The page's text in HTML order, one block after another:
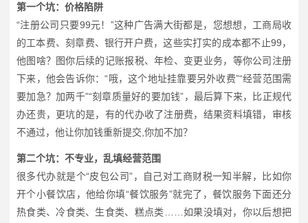
第一个坑：价格陷阱
“注册公司只要99元！”这种广告满大街都是，您想想，工商局收
的工本费、刻章费、银行开户费，这些实打实的成本都不止99，
他图啥？图你后续的记账报税、年检、变更业务，等你公司注册
下来，他会告诉你：“哦，这个地址挂靠要另外收费”“经营范围需
要加急？加两千”“刻章质量好的要加钱”，最后算下来，比正规代
办还贵，更坑的是，有的代办收了注册费，结果资料填错，审核
不通过，他让你加钱重新提交,你加不加？
第二个坑：不专业，乱填经营范围
很多代办就是个“皮包公司”，自己对工商财税一知半解，比如你
开个小餐饮店，他给你填“餐饮服务”就完了，餐饮服务下面还分
热食类、冷食类、生食类、糕点类……如果没填对，你以后想把